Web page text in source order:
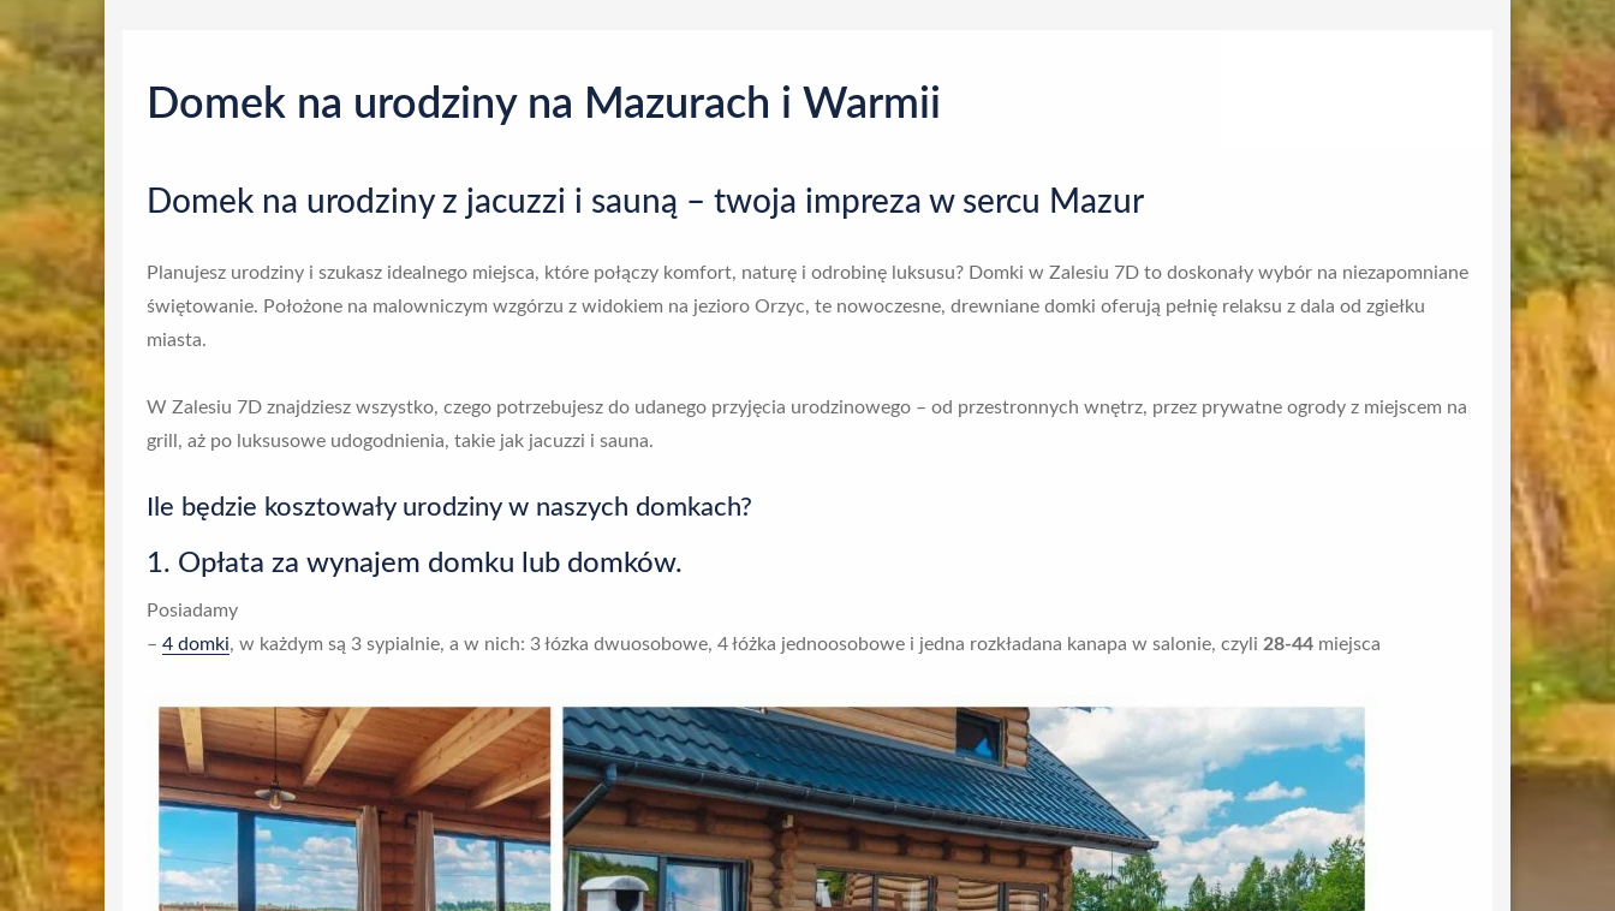
Domek na urodziny na Mazurach i Warmii
Domek na urodziny z jacuzzi i sauną – twoja impreza w sercu Mazur
Planujesz urodziny i szukasz idealnego miejsca, które połączy komfort, naturę i odrobinę luksusu? Domki w Zalesiu 7D to doskonały wybór na niezapomniane
świętowanie. Położone na malowniczym wzgórzu z widokiem na jezioro Orzyc, te nowoczesne, drewniane domki oferują pełnię relaksu z dala od zgiełku
miasta.
W Zalesiu 7D znajdziesz wszystko, czego potrzebujesz do udanego przyjęcia urodzinowego – od przestronnych wnętrz, przez prywatne ogrody z miejscem na
grill, aż po luksusowe udogodnienia, takie jak jacuzzi i sauna.
Ile będzie kosztowały urodziny w naszych domkach?
1. Opłata za wynajem domku lub domków.
Posiadamy
– 4 domki, w każdym są 3 sypialnie, a w nich: 3 łózka dwuosobowe, 4 łóżka jednoosobowe i jedna rozkładana kanapa w salonie, czyli 28-44 miejsca